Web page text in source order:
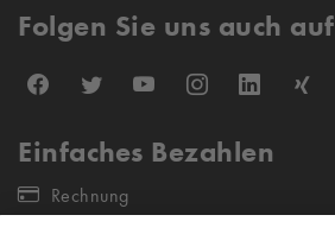
Folgen Sie uns auch auf
Einfaches Bezahlen
Rechnung